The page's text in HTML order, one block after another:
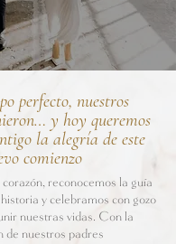
perfecto, nuestros
y hoy queremos
la alegría de este
comienzo
reconocemos la guía
y celebramos con gozo
nuestras vidas. Con la
de nuestros padres